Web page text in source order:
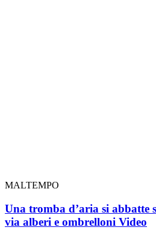
MALTEMPO
Una tromba d’aria si abbatte
via alberi e ombrelloni Video